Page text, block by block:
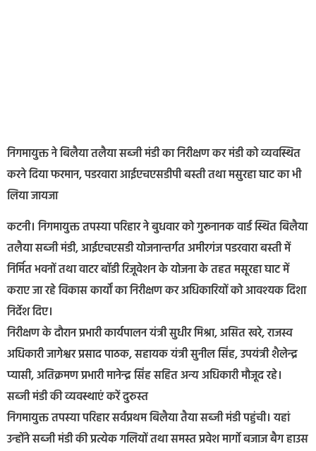
निगमायुक्त ने बिलैया तलैया सब्जी मंडी का निरीक्षण कर मंडी को व्यवस्थित
करने दिया फरमान, पडरवारा आईएचएसडीपी बस्ती तथा मसुरहा घाट का भी
लिया जायजा
कटनी। निगमायुक्त तपस्या परिहार ने बुधवार को गुरूनानक वार्ड स्थित बिलैया
तलैया सब्जी मंडी, आईएचएसडी योजनान्तर्गत अमीरगंज पडरवारा बस्ती में
निर्मित भवनों तथा वाटर बॉडी रिजूवेशन के योजना के तहत मसूरहा घाट में
कराए जा रहे विकास कार्यों का निरीक्षण कर अधिकारियों को आवश्यक दिशा
निर्देश दिए।
निरीक्षण के दौरान प्रभारी कार्यपालन यंत्री सुधीर मिश्रा, असित खरे, राजस्व
अधिकारी जागेश्वर प्रसाद पाठक, सहायक यंत्री सुनील सिंह, उपयंत्री शैलेन्द्र
प्यासी, अतिक्रमण प्रभारी मानेन्द्र सिंह सहित अन्य अधिकारी मौजूद रहे।
सब्जी मंडी की व्यवस्थाएं करें दुरुस्त
निगमायुक्त तपस्या परिहार सर्वप्रथम बिलैया तैया सब्जी मंडी पहुंची। यहां
उन्होंने सब्जी मंडी की प्रत्येक गलियों तथा समस्त प्रवेश मार्गो बजाज बैग हाउस